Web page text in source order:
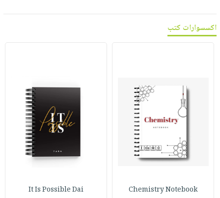
اكسسوارات كتب
Chemistry Notebook
It Is Possible Dai